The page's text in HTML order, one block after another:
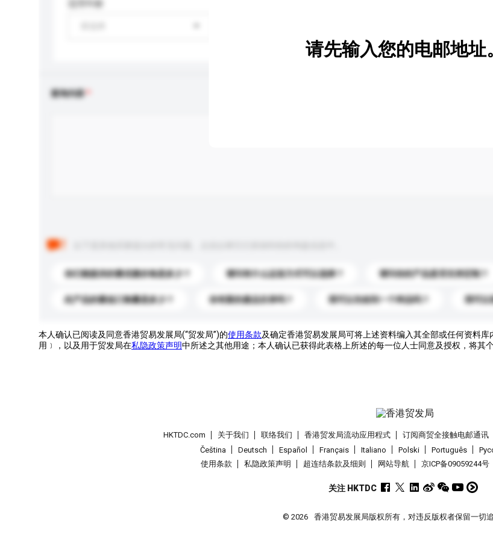
查询内容
你们能提供的最优惠价格是多少？ 请问有什么运送方式可以选择？ 请问你的产品是否支持定制？
此产品的最低订购量是多少？ 你有新的產品目录吗？ 我可以先收到一个样品吗？ 我可以
请先输入您的电邮地址
本人确认已阅读及同意香港贸易发展局(“贸发局”)的使用条款及确定香港贸易发展局可将上述资料编入其全部或任何资料
用﹞，以及用于贸发局在私隐政策声明中所述之其他用途；本人确认已获得此表格上所述的每一位人士同意及授权，将其
HKTDC.com 关于我们 联络我们 香港贸发局流动应用程式 订阅商贸全接触电邮通讯
Čeština
Deutsch Español Français Italiano Polski Português
使用条款
私隐政策声明 超连结条款及细则 网站导航 京ICP备09059244号
关注 HKTDC
© 2026 香港贸易发展局版权所有，对违反版权者保留一切追